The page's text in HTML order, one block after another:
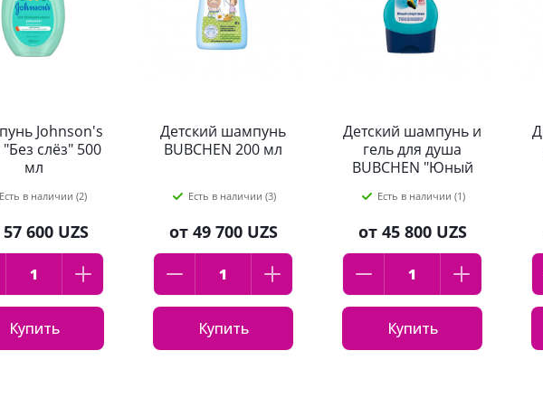
Johnson's
слёз" 500
мл
Есть в наличии (2)
57 600 UZS
Купить
Детский шампунь
BUBCHEN 200 мл
Есть в наличии (3)
от 49 700 UZS
Купить
Детский шампунь и
гель для душа
BUBCHEN "Юный
Есть в наличии (1)
от 45 800 UZS
Купить